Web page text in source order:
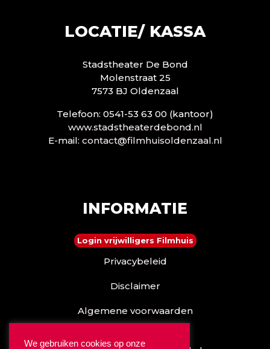
LOCATIE/ KASSA
Stadstheater De Bond
Molenstraat 25
7573 BJ Oldenzaal
Telefoon: 0541-53 63 00 (kantoor)
www.stadstheaterdebond.nl
E-mail: contact@filmhuisoldenzaal.nl
INFORMATIE
Login vrijwilligers Filmhuis
Privacybeleid
Disclaimer
Algemene voorwaarden
We gebruiken cookies op onze